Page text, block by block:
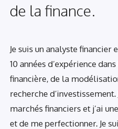
de la finance.
Je suis un analyste
10 années d’expérience
financière, de la
recherche
marchés financiers et j’ai
et de me perfectionner. Je